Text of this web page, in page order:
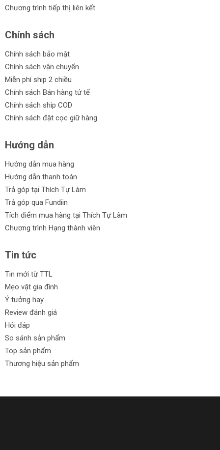
Máy rửa xe Sasuke
Ưu điểm của máy rửa xe:
Thiết kế nhỏ gọn và dễ sử dụng
Tiết kiệm nước và năng lượng
Đa chức năng cho nhiều loại bề mặt
Bền bỉ và độ bền cao
Cam kết từ Thích Tự Làm:
Giá cả hợp lý và cạnh tranh
Đa dạng về mẫu mã và tính năng
Hỗ trợ trả góp
Chính sách đổi trả trong vòng 30 ngày
Hãy khám phá và lựa chọn Máy rửa xe của bạn ngay!
Chương trình tiếp thị liên kết
Chính sách
Chính sách bảo mật
Chính sách vận chuyển
Miễn phí ship 2 chiều
Chính sách Bán hàng tử tế
Chính sách ship COD
Chính sách đặt cọc giữ hàng
Hướng dẫn
Hướng dẫn mua hàng
Hướng dẫn thanh toán
Trả góp tại Thích Tự Làm
Trả góp qua Fundiin
Tích điểm mua hàng tại Thích Tự Làm
Chương trình Hạng thành viên
Tin tức
Tin mới từ TTL
Mẹo vặt gia đình
Ý tưởng hay
Review đánh giá
Hỏi đáp
So sánh sản phẩm
Top sản phẩm
Thương hiệu sản phẩm